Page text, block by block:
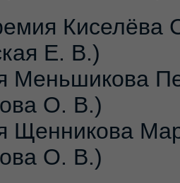
Киселëва
Е. В.)
Меньшикова
О. В.)
Щенникова
О. В.)